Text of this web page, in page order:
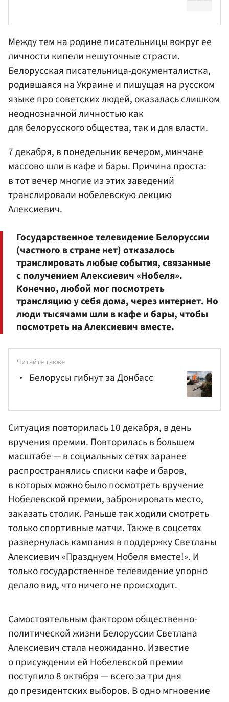
Между тем на родине писательницы вокруг ее
личности кипели нешуточные страсти.
Белорусская писательница-документалистка,
родившаяся на Украине и пишущая на русском
языке про советских людей, оказалась слишком
неоднозначной личностью как
для белорусского общества, так и для власти.
7 декабря, в понедельник вечером, минчане
массово шли в кафе и бары. Причина проста:
в тот вечер многие из этих заведений
транслировали нобелевскую лекцию
Алексиевич.
Государственное телевидение Белоруссии
(частного в стране нет) отказалось
транслировать любые события, связанные
с получением Алексиевич «Нобеля».
Конечно, любой мог посмотреть
трансляцию у себя дома, через интернет. Но
люди тысячами шли в кафе и бары, чтобы
посмотреть на Алексиевич вместе.
Читайте также
Белорусы гибнут за Донбасс
Ситуация повторилась 10 декабря, в день
вручения премии. Повторилась в большем
масштабе — в социальных сетях заранее
распространялись списки кафе и баров,
в которых можно было посмотреть вручение
Нобелевской премии, забронировать место,
заказать столик. Раньше так ходили смотреть
только спортивные матчи. Также в соцсетях
развернулась кампания в поддержку Светланы
Алексиевич «Празднуем Нобеля вместе!». И
только государственное телевидение упорно
делало вид, что ничего не происходит.
Самостоятельным фактором общественно-
политической жизни Белоруссии Светлана
Алексиевич стала неожиданно. Известие
о присуждении ей Нобелевской премии
поступило 8 октября — всего за три дня
до президентских выборов. В одно мгновение